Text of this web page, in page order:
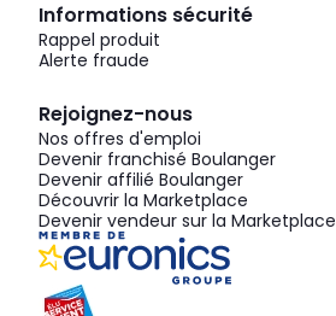
Informations sécurité
Rappel produit
Alerte fraude
Rejoignez-nous
Nos offres d'emploi
Devenir franchisé Boulanger
Devenir affilié Boulanger
Découvrir la Marketplace
Devenir vendeur sur la Marketplace